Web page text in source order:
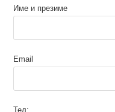
Име и презиме
Email
Тел: